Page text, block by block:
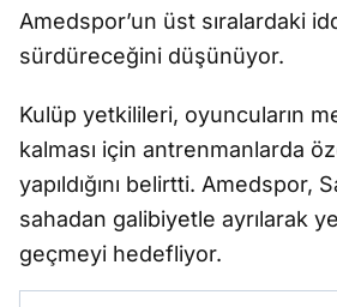
Amedspor’un üst sıralardaki
sürdüreceğini düşünüyor.
Kulüp yetkilileri, oyuncuların
kalması için antrenmanlarda
yapıldığını belirtti. Amedspor,
sahadan galibiyetle ayrılarak
geçmeyi hedefliyor.